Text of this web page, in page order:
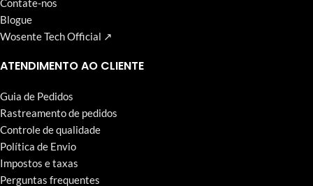
Contate-nos
Blogue
Wosente Tech Official ↗
ATENDIMENTO AO CLIENTE
Guia de Pedidos
Rastreamento de pedidos
Controle de qualidade
Política de Envio
Impostos e taxas
Perguntas frequentes